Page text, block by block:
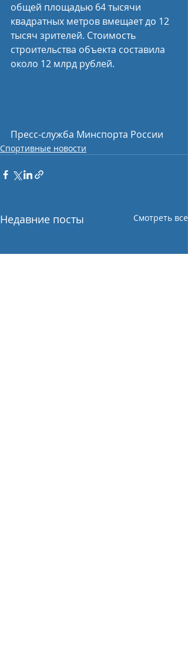
общей площадью 64 тысячи
квадратных метров вмещает до 12
тысяч зрителей. Стоимость
строительства объекта составила
около 12 млрд рублей.
Пресс-служба Минспорта России
Спортивные новости
Недавние посты Смотреть все